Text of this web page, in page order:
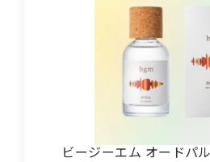
ビージーエム オードパ